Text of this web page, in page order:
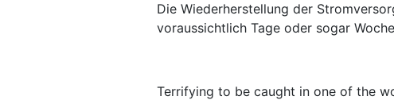
Die Wiederherstellung der
voraussichtlich Tage oder sogar
Terrifying to be caught in one of the